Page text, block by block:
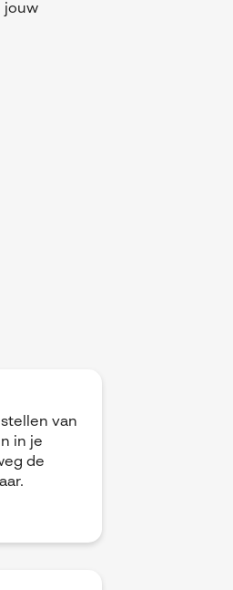
jouw
van
in je
de